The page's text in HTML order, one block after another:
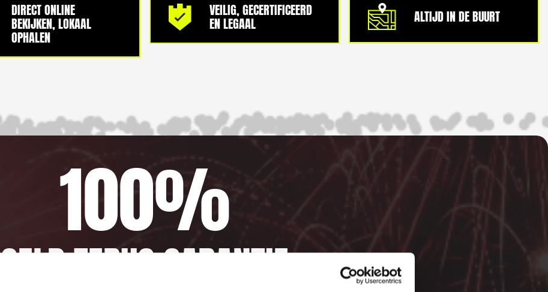
DIRECT ONLINE
BEKIJKEN, LOKAAL
OPHALEN
VEILIG, GECERTIFICEERD
EN LEGAAL ALTIJD IN DE BUURT
100%
GELD TERUG GARANTIE